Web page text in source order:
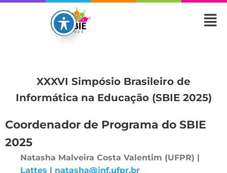
XXXVI Simpósio Brasileiro de
Informática na Educação (SBIE 2025)
Coordenador de Programa do SBIE
2025
Natasha Malveira Costa Valentim (UFPR) |
Lattes | natasha@inf.ufpr.br